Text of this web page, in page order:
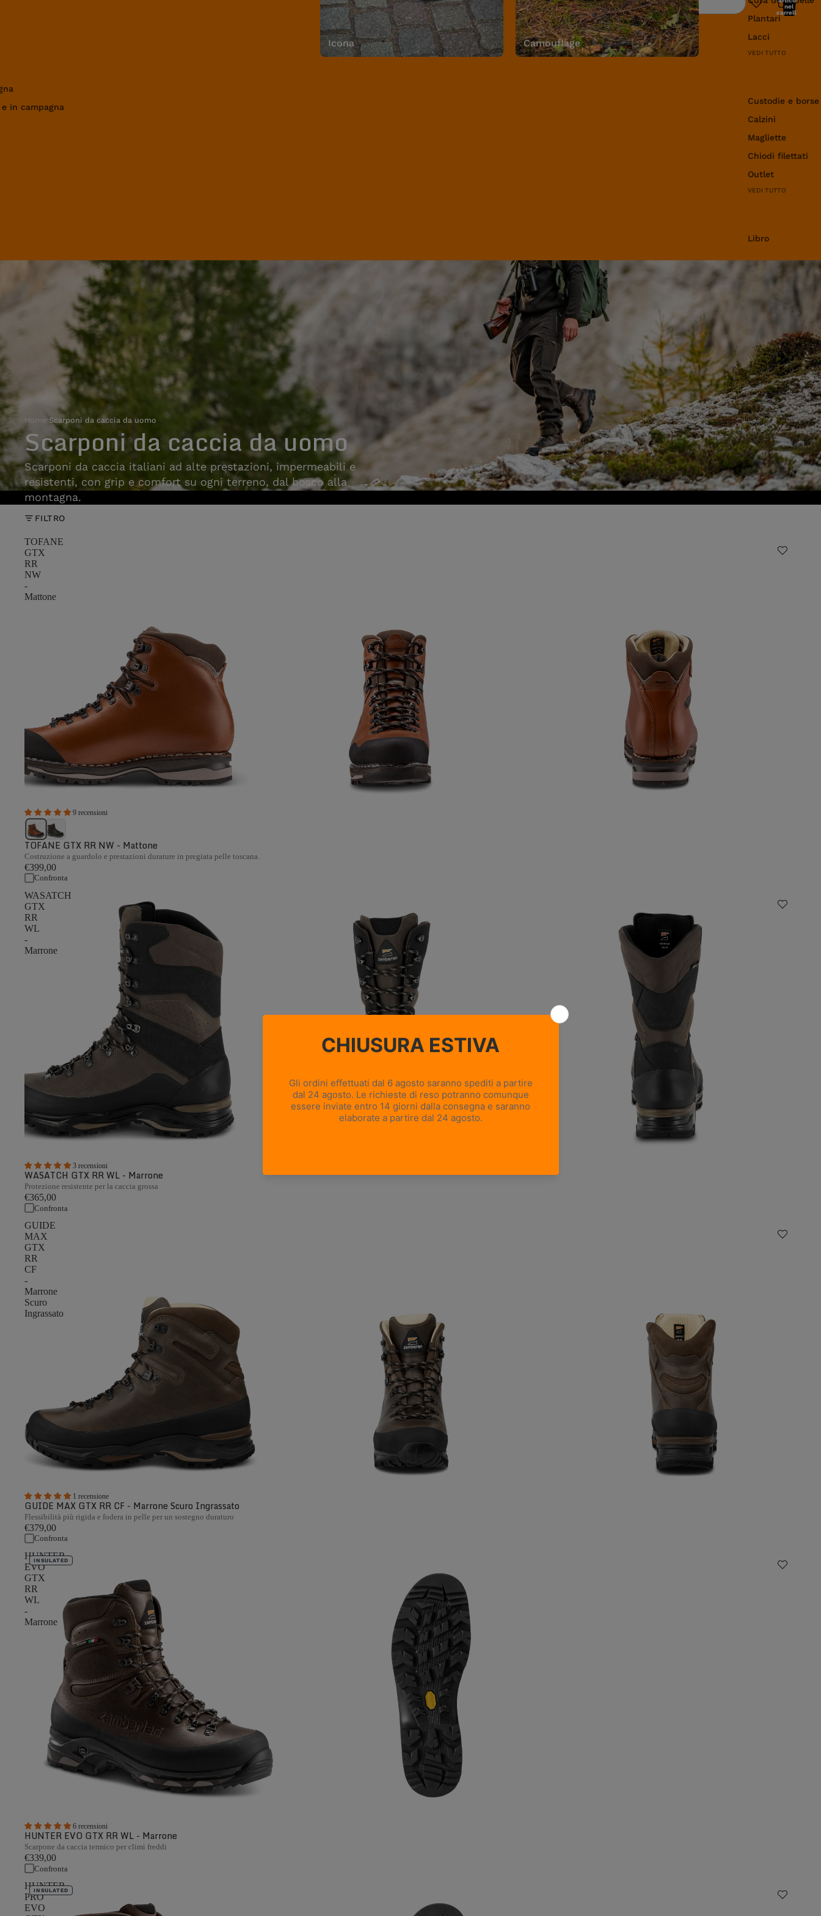
in campagna
Icona Camouflage
Plantari
Lacci
VEDI TUTTO
Custodie e
Calzini
Magliette
Chiodi filettati
Outlet
VEDI TUTTO
Libro
Ricerca
nel
carrello:
Home›Scarponi da caccia da uomo
Scarponi da caccia da uomo
Scarponi da caccia italiani ad alte prestazioni, impermeabili e
resistenti, con grip e comfort su ogni terreno, dal bosco alla
montagna.
FILTRO
TOFANE
GTX
RR
NW
-
Mattone
9 recensioni
TOFANE GTX RR NW - Mattone
Costruzione a guardolo e prestazioni durature in pregiata pelle toscana.
€399,00
Confronta
WASATCH
GTX
RR
WL
-
Marrone
3 recensioni
WASATCH GTX RR WL - Marrone
Protezione resistente per la caccia grossa
€365,00
Confronta
GUIDE
MAX
GTX
RR
CF
-
Marrone
Scuro
Ingrassato
1 recensione
GUIDE MAX GTX RR CF - Marrone Scuro Ingrassato
Flessibilità più rigida e fodera in pelle per un sostegno duraturo
€379,00
Confronta
HUNTER
EVO
GTX
RR
WL
-
Marrone
6 recensioni
INSULATED
HUNTER EVO GTX RR WL - Marrone
Scarpone da caccia termico per climi freddi
€339,00
Confronta
HUNTER
PRO
EVO
INSULATED